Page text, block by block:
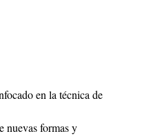
en la técnica de
nuevas formas y